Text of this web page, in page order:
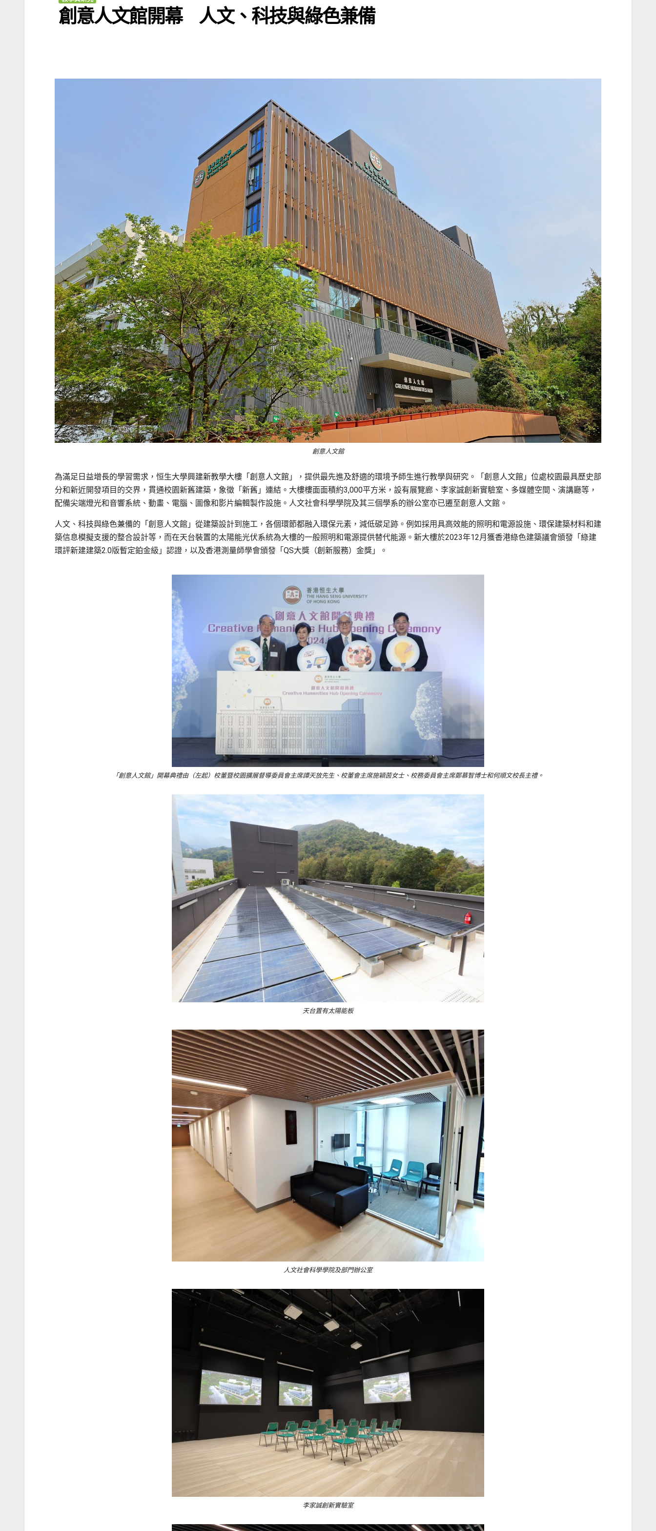
創意人文館開幕 人文、科技與綠色兼備
創意人文館
為滿足日益增長的學習需求，恒生大學興建新教學大樓「創意人文館」，提供最先進及舒適的環境予師生進行教學與研究。「創意人文館」位處校園最具歷史部
分和新近開發項目的交界，貫通校園新舊建築，象徵「新舊」連結。大樓樓面面積約3,000平方米，設有展覽廊、李家誠創新實驗室、多媒體空間、演講廳等，
配備尖端燈光和音響系統、動畫、電腦、圖像和影片編輯製作設施。人文社會科學學院及其三個學系的辦公室亦已遷至創意人文館。
人文、科技與綠色兼備的「創意人文館」從建築設計到施工，各個環節都融入環保元素，減低碳足跡。例如採用具高效能的照明和電源設施、環保建築材料和建
築信息模擬支援的整合設計等，而在天台裝置的太陽能光伏系統為大樓的一般照明和電源提供替代能源。新大樓於2023年12月獲香港綠色建築議會頒發「綠建
環評新建建築2.0版暫定鉑金級」認證，以及香港測量師學會頒發「QS大獎（創新服務）金獎」。
「創意人文館」開幕典禮由（左起）校董暨校園擴展督導委員會主席譚天放先生、校董會主席施穎茵女士、校務委員會主席鄭慕智博士和何順文校長主禮。
天台置有太陽能板
人文社會科學學院及部門辦公室
李家誠創新實驗室